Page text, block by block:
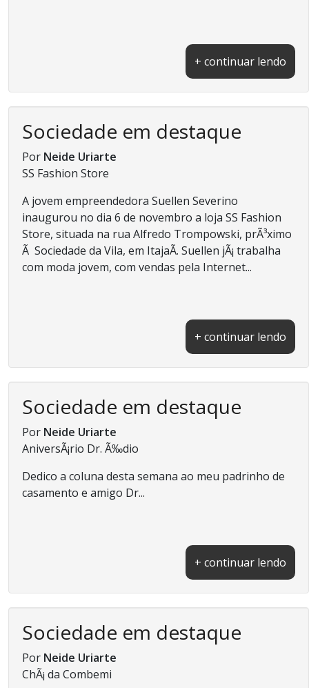
+ continuar lendo
Sociedade em destaque
Por Neide Uriarte
SS Fashion Store
A jovem empreendedora Suellen Severino
inaugurou no dia 6 de novembro a loja SS Fashion
Store, situada na rua Alfredo Trompowski, prÃ³ximo
Ã Sociedade da Vila, em ItajaÃ­. Suellen jÃ¡ trabalha
com moda jovem, com vendas pela Internet...
+ continuar lendo
Sociedade em destaque
Por Neide Uriarte
AniversÃ¡rio Dr. Ã‰dio
Dedico a coluna desta semana ao meu padrinho de
casamento e amigo Dr...
+ continuar lendo
Sociedade em destaque
Por Neide Uriarte
ChÃ¡ da Combemi